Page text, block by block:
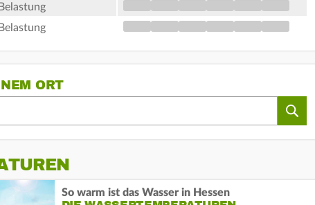
ORT
So warm ist das Wasser in Hessen